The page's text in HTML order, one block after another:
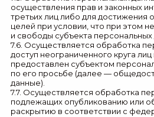
осуществления прав и законных
третьих лиц либо для
целей при условии, что при этом
и свободы субъекта персональных
7.6. Осуществляется обработка
доступ неограниченного круга
предоставлен субъектом
по его просьбе (далее —
данные).
7.7. Осуществляется обработка
подлежащих опубликованию или
раскрытию в соответствии с